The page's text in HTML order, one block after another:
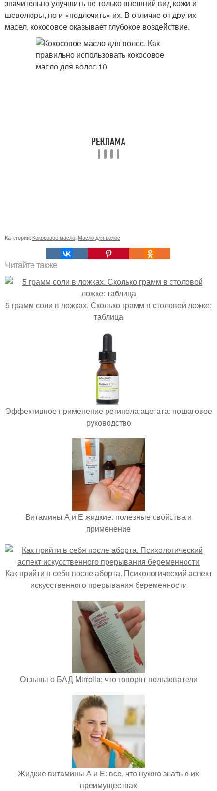
значительно улучшить не только внешний вид кожи и
шевелюры, но и «подлечить» их. В отличие от других
масел, кокосовое оказывает глубокое воздействие.
Категории: Кокосовое масло Масло для волос
Читайте также
5 грамм соли в ложках. Сколько грамм в столовой ложке:
таблица
Эффективное применение ретинола ацетата: пошаговое
руководство
Витамины А и Е жидкие: полезные свойства и
применение
Как прийти в себя после аборта. Психологический аспект
искусственного прерывания беременности
Отзывы о БАД Mirrolla: что говорят пользователи
Жидкие витамины А и Е: все, что нужно знать о их
преимуществах